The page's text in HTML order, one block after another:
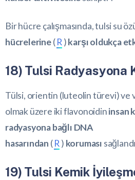
Bir hücre çalışmasında, tulsi su
hücrelerine(R )karşı oldukça
18) Tulsi Radyasyona
Tülsi, orientin (luteolin türevi) ve
olmak üzere iki flavonoidininsan
radyasyona bağlı DNA
hasarından (R ) koruması
19) Tulsi Kemik